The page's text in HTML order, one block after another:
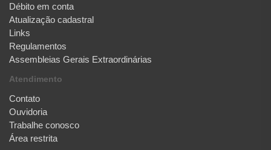
Débito em conta
Atualização cadastral
Links
Regulamentos
Assembleias Gerais Extraordinárias
Atendimento
Contato
Ouvidoria
Trabalhe conosco
Área restrita